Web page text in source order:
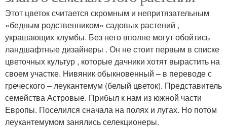
Этот цветок считается скромным и непритязательным
«бедным родственником» садовых растений ,
украшающих клумбы. Без него вполне могут обойтись
ландшафтные дизайнеры . Он не стоит первым в списке
цветочных культур , которые дачники хотят вырастить на
своем участке. Нивяник обыкновенный – в переводе с
греческого – леукантемум (белый цветок). Представитель
семейства Астровые. Прибыл к нам из южной части
Европы. Поселился сначала на полях и лугах. Но потом
леукантемумом занялись селекционеры.